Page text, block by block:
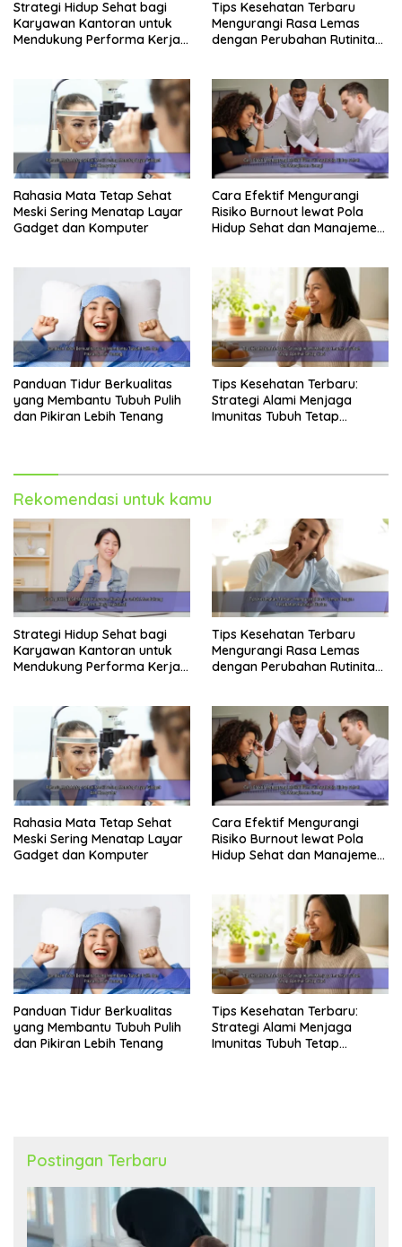
Strategi Hidup Sehat bagi
Karyawan Kantoran untuk
Mendukung Performa Kerja
Tips Kesehatan Terbaru
Mengurangi Rasa Lemas
dengan Perubahan Rutinitas
Rahasia Mata Tetap Sehat
Meski Sering Menatap Layar
Gadget dan Komputer
Cara Efektif Mengurangi
Risiko Burnout lewat Pola
Hidup Sehat dan Manajemen
Panduan Tidur Berkualitas
yang Membantu Tubuh Pulih
dan Pikiran Lebih Tenang
Tips Kesehatan Terbaru:
Strategi Alami Menjaga
Imunitas Tubuh Tetap
Rekomendasi untuk kamu
Strategi Hidup Sehat bagi
Karyawan Kantoran untuk
Mendukung Performa Kerja
Tips Kesehatan Terbaru
Mengurangi Rasa Lemas
dengan Perubahan Rutinitas
Rahasia Mata Tetap Sehat
Meski Sering Menatap Layar
Gadget dan Komputer
Cara Efektif Mengurangi
Risiko Burnout lewat Pola
Hidup Sehat dan Manajemen
Panduan Tidur Berkualitas
yang Membantu Tubuh Pulih
dan Pikiran Lebih Tenang
Tips Kesehatan Terbaru:
Strategi Alami Menjaga
Imunitas Tubuh Tetap
Postingan Terbaru